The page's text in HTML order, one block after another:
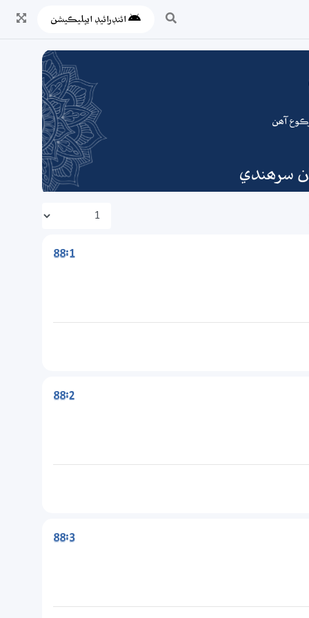
ائنڊرائيڊ ايپليڪيشن
سرھندي
88:1
88:2
88:3